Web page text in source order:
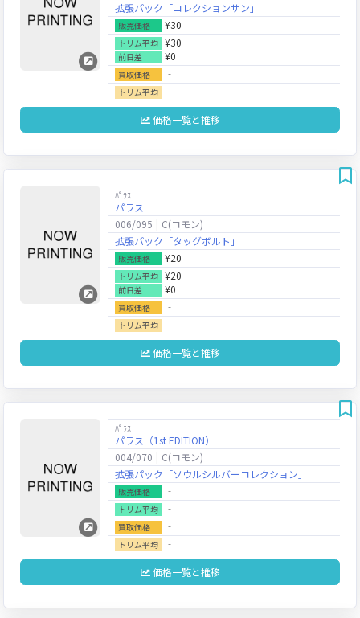
拡張パック「コレクションサン」
販売価格 ¥30
トリム平均 ¥30
前日差 ¥0
買取価格 ‐
トリム平均 ‐
価格一覧と推移
ﾊﾟﾗｽ
パラス
006/095
C(コモン)
拡張パック「タッグボルト」
販売価格 ¥20
トリム平均 ¥20
前日差 ¥0
買取価格 ‐
トリム平均 ‐
価格一覧と推移
ﾊﾟﾗｽ
パラス（1st EDITION）
004/070
C(コモン)
拡張パック「ソウルシルバーコレクション」
販売価格 ‐
トリム平均 ‐
買取価格 ‐
トリム平均 ‐
価格一覧と推移